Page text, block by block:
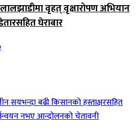
वृहत् वृक्षारोपण अभियान
घेराबार